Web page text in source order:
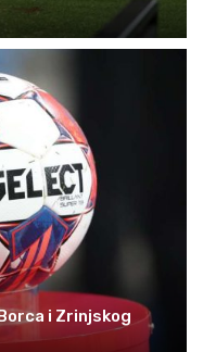
i Zrinjskog